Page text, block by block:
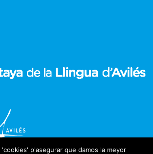
'cookies' p'asegurar que damos la meyor